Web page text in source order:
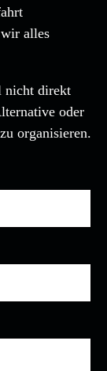
alles
nicht direkt
oder
organisieren.